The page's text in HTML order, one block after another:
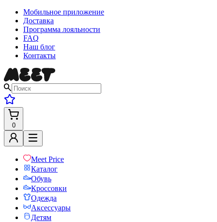
Мобильное приложение
Доставка
Программа лояльности
FAQ
Наш блог
Контакты
0
Meet Price
Каталог
Обувь
Кроссовки
Одежда
Аксессуары
Детям